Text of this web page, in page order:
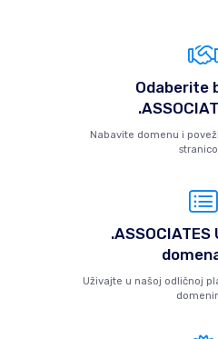
Odaberite
Nabavite domenu i
Uživajte u našoj odličnoj